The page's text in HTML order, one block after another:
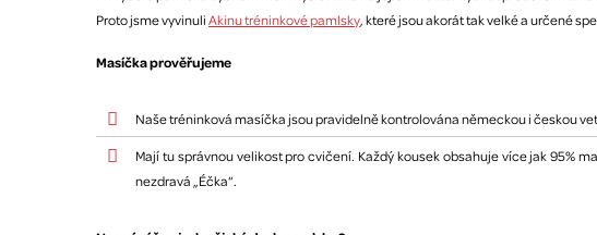
Proto jsme vyvinuliAkinu tréninkové pamlsky , které jsou akorát tak velké a určené
Masíčka prověřujeme
Naše tréninková masíčka jsou pravidelně kontrolována německou i českou
Mají tu správnou velikost pro cvičení. Každý kousek obsahuje více jak 95%
nezdravá „Éčka“.